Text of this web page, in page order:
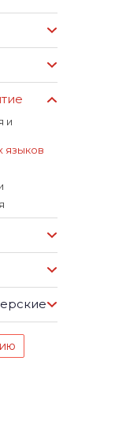
и
языков